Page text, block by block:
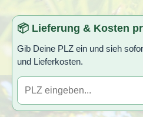
📦 Lieferung & Kosten
Gib Deine PLZ ein und sieh
und Lieferkosten.